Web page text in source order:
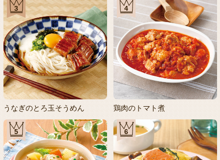
3
うなぎのとろ玉そうめん
4
鶏肉のトマト煮
5 6